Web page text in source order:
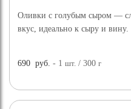
Оливки с голубым сыром —
вкус, идеально к сыру и вину.
690 руб. - 1шт. / 300г